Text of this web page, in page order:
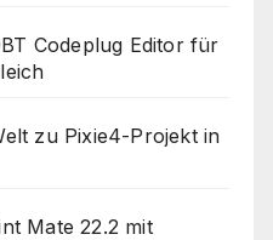
Codeplug Editor für
zu Pixie4-Projekt in
Mate 22.2 mit